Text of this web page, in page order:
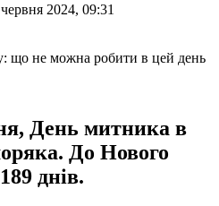
2024, 09:31
День митника в
До Нового
днів.